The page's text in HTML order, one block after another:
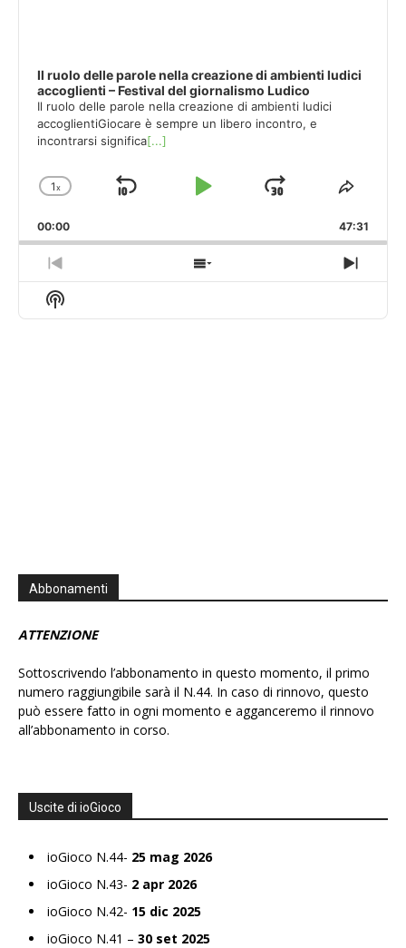
Il ruolo delle parole nella creazione di ambienti ludici
accoglienti – Festival del giornalismo Ludico
Il ruolo delle parole nella creazione di ambienti ludici
accoglientiGiocare è sempre un libero incontro, e
incontrarsi significa[...]
Change
Rate
1x
Skip
Play
Jump
Forward
Share
00:00 47:31
Previous
Episode
Show
Episodes
Next
Show
Podcast
Abbonamenti
ATTENZIONE
Sottoscrivendo l’abbonamento in questo momento, il primo
numero raggiungibile sarà il N.44. In caso di rinnovo, questo
può essere fatto in ogni momento e agganceremo il rinnovo
all’abbonamento in corso.
Uscite di ioGioco
ioGioco N.44- 25 mag 2026
ioGioco N.43- 2 apr 2026
ioGioco N.42- 15 dic 2025
ioGioco N.41 – 30 set 2025